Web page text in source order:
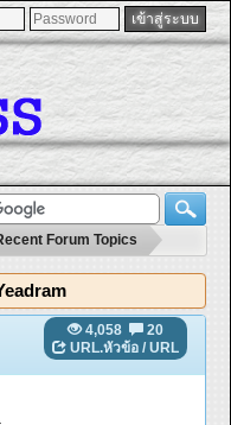
Forum Topics
4,058
20
URL.หัวข้อ / URL